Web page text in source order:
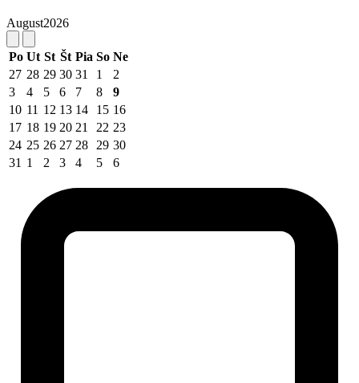
August2026
Po Ut St Št Pia So Ne
27 28 29 30 31 1
2
3
4 5 6 7 8
9
10 11 12 13 14 15 16
17 18 19 20 21 22 23
24 25 26 27 28 29 30
31 1 2 3 4 5 6